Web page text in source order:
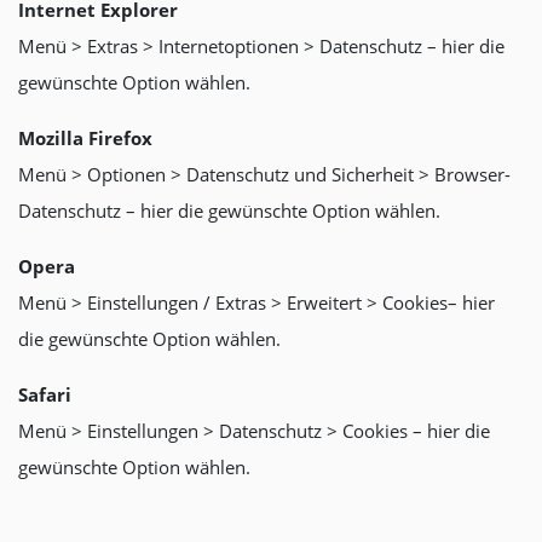
Internet Explorer
Menü > Extras > Internetoptionen > Datenschutz – hier die
gewünschte Option wählen.
Mozilla Firefox
Menü > Optionen > Datenschutz und Sicherheit > Browser-
Datenschutz – hier die gewünschte Option wählen.
Opera
Menü > Einstellungen / Extras > Erweitert > Cookies– hier
die gewünschte Option wählen.
Safari
Menü > Einstellungen > Datenschutz > Cookies – hier die
gewünschte Option wählen.